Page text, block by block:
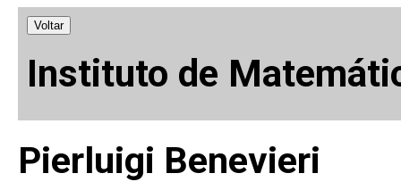
Voltar
Instituto de
Pierluigi Benevieri